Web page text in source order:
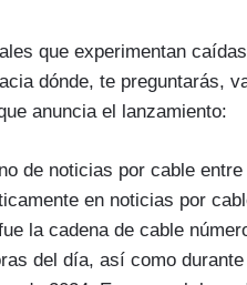
que experimentan
dónde, te preguntarás,
anuncia el lanzamiento:
de noticias por cable
en noticias por
la cadena de cable
del día, así como